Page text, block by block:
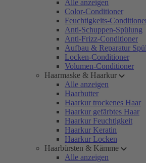
Alle anzeigen
Color-Conditioner
Feuchtigkeits-
Anti-Schuppen-Spülung
Anti-Frizz-Conditioner
Aufbau & Reparatur
Locken-Conditioner
Volumen-Conditioner
Haarmaske & Haarkur
Alle anzeigen
Haarbutter
Haarkur trockenes Haar
Haarkur gefärbtes Haar
Haarkur Feuchtigkeit
Haarkur Keratin
Haarkur Locken
Haarbürsten & Kämme
Alle anzeigen